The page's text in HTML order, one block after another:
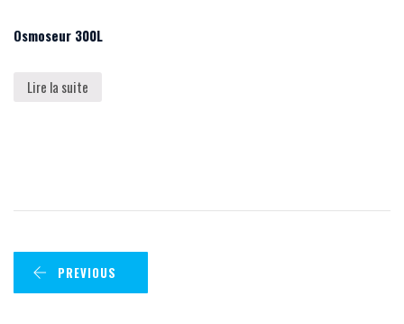
Osmoseur 300L
Lire la suite
PREVIOUS